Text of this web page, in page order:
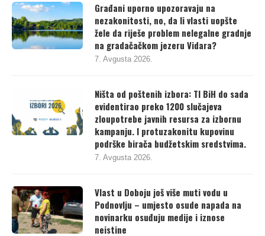
Građani uporno upozoravaju na
nezakonitosti, no, da li vlasti uopšte
žele da riješe problem nelegalne gradnje
na gradačačkom jezeru Vidara?
7. Avgusta 2026.
Ništa od poštenih izbora: TI BiH do sada
evidentirao preko 1200 slučajeva
zloupotrebe javnih resursa za izbornu
kampanju. I protuzakonitu kupovinu
podrške birača budžetskim sredstvima.
7. Avgusta 2026.
Vlast u Doboju još više muti vodu u
Podnovlju – umjesto osude napada na
novinarku osuđuju medije i iznose
neistine